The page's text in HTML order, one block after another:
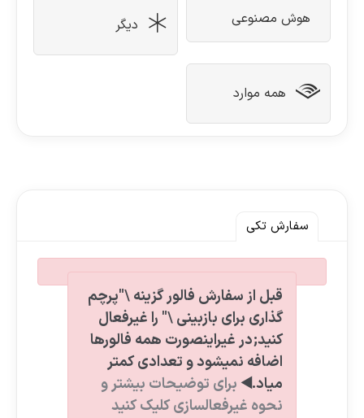
هوش مصنوعی دیگر
همه موارد
سفارش تکی
قبل از سفارش فالور گزینه \"پرچم
گذاری برای بازبینی \" را غیرفعال
کنید;در غیراینصورت همه فالورها
اضافه نمیشود و تعدادی کمتر
میاد.◀️ برای توضیحات بیشتر و
نحوه غیرفعالسازی کلیک کنید